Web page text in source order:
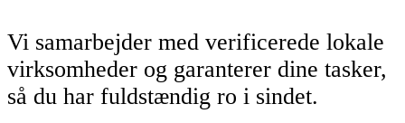
Vi samarbejder med verificerede lokale
virksomheder og garanterer dine tasker,
så du har fuldstændig ro i sindet.